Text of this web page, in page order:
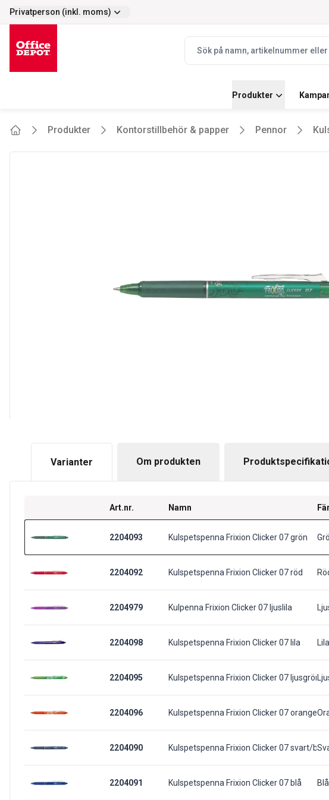
selector.vat
Privatperson (inkl. moms)
navbar.quicksearch.label
Produkter
Produkter Kontorstillbehör & papper Pennor
Varianter Om produkten
Art.nr. Namn
2204093 Kulspetspenna Frixion Clicker 07 grön
2204092 Kulspetspenna Frixion Clicker 07 röd
2204979 Kulpenna Frixion Clicker 07 ljuslila
2204098 Kulspetspenna Frixion Clicker 07 lila Lila
2204095 Kulspetspenna Frixion Clicker 07 ljusgrön
2204096 Kulspetspenna Frixion Clicker 07 orange
2204090 Kulspetspenna Frixion Clicker 07 svart/blå
2204091 Kulspetspenna Frixion Clicker 07 blå Blå